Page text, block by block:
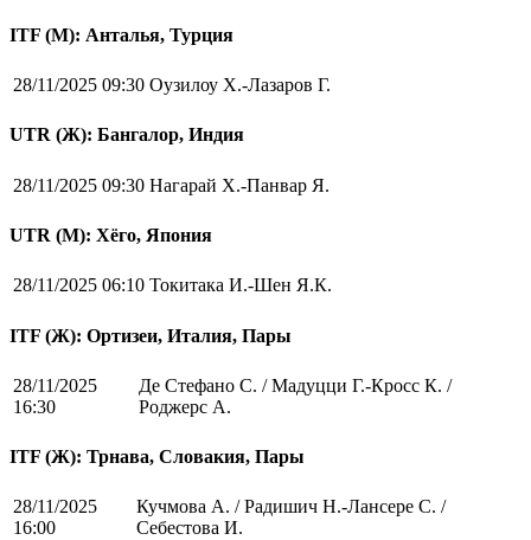
ITF (M): Анталья, Турция
28/11/2025 09:30 Оузилоу Х.-Лазаров Г.
UTR (Ж): Бангалор, Индия
28/11/2025 09:30 Нагарай Х.-Панвар Я.
UTR (М): Хёго, Япония
28/11/2025 06:10 Токитака И.-Шен Я.К.
ITF (Ж): Ортизеи, Италия, Пары
28/11/2025
16:30
Де Стефано С. / Мадуцци Г.-Кросс К. /
Роджерс А.
ITF (Ж): Трнава, Словакия, Пары
28/11/2025
16:00
Кучмова А. / Радишич Н.-Лансере С. /
Себестова И.